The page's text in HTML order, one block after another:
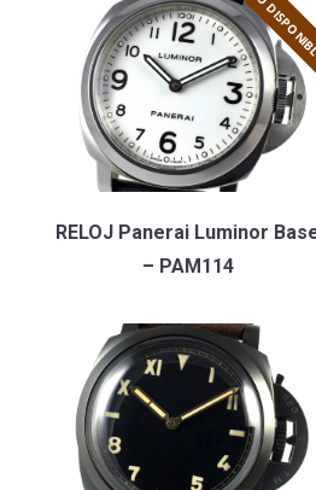
NO
RELOJ Panerai Luminor
– PAM114